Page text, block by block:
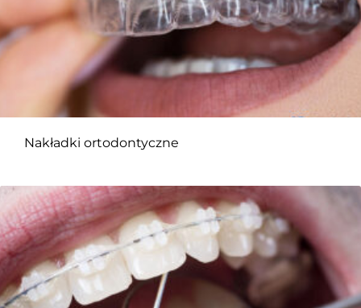
Nakładki ortodontyczne